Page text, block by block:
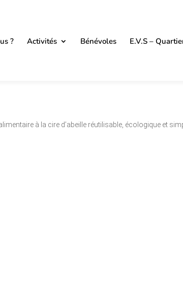
? Activités Bénévoles E.V.S –
à la cire d’abeille réutilisable, écologique et